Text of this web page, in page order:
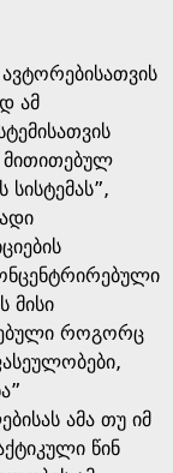
ამ
მითითებულ
მისი
როგორც
ამა თუ იმ
წინ